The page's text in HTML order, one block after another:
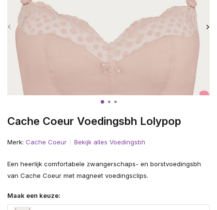
Cache Coeur Voedingsbh Lolypop
Merk: Cache Coeur Bekijk alles Voedingsbh
Een heerlijk comfortabele zwangerschaps- en borstvoedingsbh
van Cache Coeur met magneet voedingsclips.
Maak een keuze: